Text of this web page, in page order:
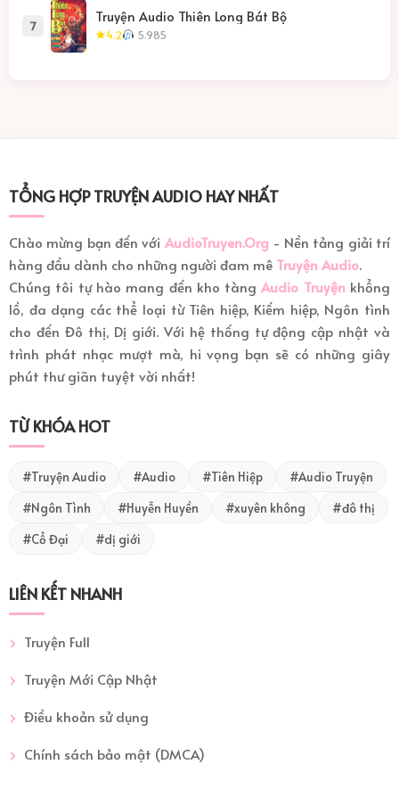
7
Truyện Audio Thiên Long Bát Bộ
4.2 5.985
TỔNG HỢP TRUYỆN AUDIO HAY NHẤT
Chào mừng bạn đến với AudioTruyen.Org- Nền tảng giải trí
hàng đầu dành cho những người đam mê Truyện Audio.
Chúng tôi tự hào mang đến kho tàngAudio Truyệnkhổng
lồ, đa dạng các thể loại từ Tiên hiệp, Kiếm hiệp, Ngôn tình
cho đến Đô thị, Dị giới. Với hệ thống tự động cập nhật và
trình phát nhạc mượt mà, hi vọng bạn sẽ có những giây
phút thư giãn tuyệt vời nhất!
TỪ KHÓA HOT
#Truyện Audio #Audio #Tiên Hiệp
#Audio Truyện
#Ngôn Tình
#Huyễn Huyền #xuyên không
#đô thị
#Cổ Đại
#dị giới
LIÊN KẾT NHANH
Truyện Full
Truyện Mới Cập Nhật
Điều khoản sử dụng
Chính sách bảo mật (DMCA)